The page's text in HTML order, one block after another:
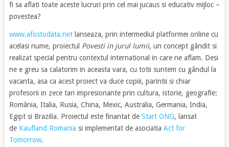
fi sa aflati toate aceste lucruri prin cel mai jucaus si educativ mijloc –
povestea?
www.afostodata.netlanseaza, prin intermediul platformei online cu
acelasi nume, proiectul Povesti in jurul lumii, un concept gândit si
realizat special pentru contextul international in care ne aflam. Desi
ne e greu sa calatorim in aceasta vara, cu totii suntem cu gândul la
vacanta, asa ca acest proiect va duce copiii, parintii si chiar
profesorii in zece tari impresionante prin cultura, istorie, geografie:
România, Italia, Rusia, China, Mexic, Australia, Germania, India,
Egipt si Brazilia. Proiectul este finantat de Start ONG, lansat
de Kaufland Romania si implementat de asociatia Act for
Tomorrow.